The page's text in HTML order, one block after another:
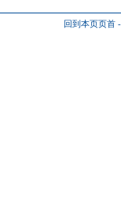
回到本页页首 -